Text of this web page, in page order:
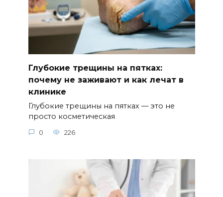
Глубокие трещины на пятках:
почему не заживают и как лечат в
клинике
Глубокие трещины на пятках — это не
просто косметическая
0 226